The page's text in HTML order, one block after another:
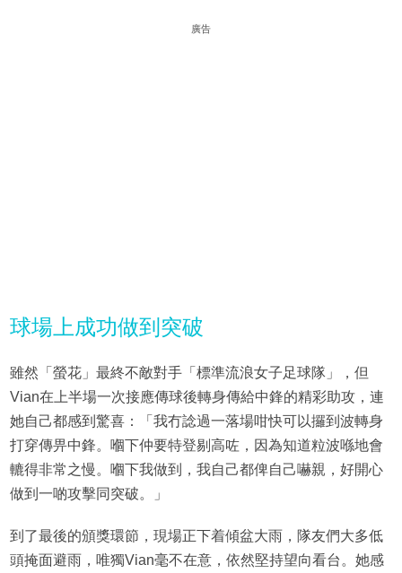
廣告
球場上成功做到突破
雖然「螢花」最終不敵對手「標準流浪女子足球隊」，但
Vian在上半場一次接應傳球後轉身傳給中鋒的精彩助攻，連
她自己都感到驚喜：「我冇諗過一落場咁快可以攞到波轉身
打穿傳畀中鋒。嗰下仲要特登剔高咗，因為知道粒波喺地會
轆得非常之慢。嗰下我做到，我自己都俾自己嚇親，好開心
做到一啲攻擊同突破。」
到了最後的頒獎環節，現場正下着傾盆大雨，隊友們大多低
頭掩面避雨，唯獨Vian毫不在意，依然堅持望向看台。她感